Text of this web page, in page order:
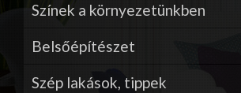
Színek a környezetünkben
Belsőépítészet
Szép lakások, tippek